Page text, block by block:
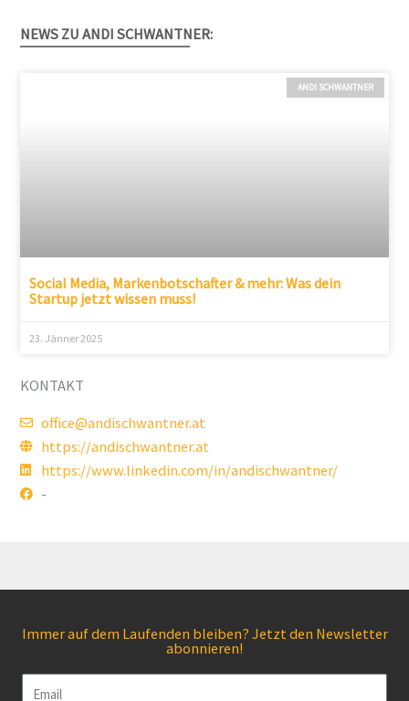
NEWS ZU ANDI SCHWANTNER:
ANDI SCHWANTNER
Social Media, Markenbotschafter & mehr: Was dein
Startup jetzt wissen muss!
23. Jänner 2025
KONTAKT
office@andischwantner.at
https://andischwantner.at
https://www.linkedin.com/in/andischwantner/
-
Immer auf dem Laufenden bleiben? Jetzt den Newsletter
abonnieren!
Email